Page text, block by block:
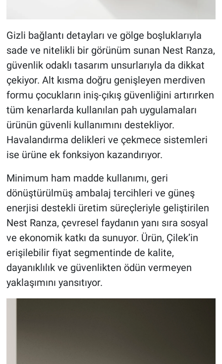
Gizli bağlantı detayları ve gölge boşluklarıyla
sade ve nitelikli bir görünüm sunan Nest Ranza,
güvenlik odaklı tasarım unsurlarıyla da dikkat
çekiyor. Alt kısma doğru genişleyen merdiven
formu çocukların iniş-çıkış güvenliğini artırırken
tüm kenarlarda kullanılan pah uygulamaları
ürünün güvenli kullanımını destekliyor.
Havalandırma delikleri ve çekmece sistemleri
ise ürüne ek fonksiyon kazandırıyor.
Minimum ham madde kullanımı, geri
dönüştürülmüş ambalaj tercihleri ve güneş
enerjisi destekli üretim süreçleriyle geliştirilen
Nest Ranza, çevresel faydanın yanı sıra sosyal
ve ekonomik katkı da sunuyor. Ürün, Çilek’in
erişilebilir fiyat segmentinde de kalite,
dayanıklılık ve güvenlikten ödün vermeyen
yaklaşımını yansıtıyor.